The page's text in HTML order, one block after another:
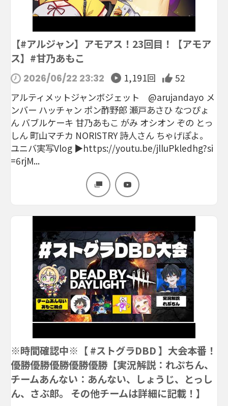
【#アルジャン】アモアス！23回目！【アモア
ス】#甘乃あもこ
2026/06/22 23:32 1,191回
52
アルティメットジャンボジェット @arujandayo メ
ンバー ハッチャン ポン酢野郎 瀬戸あさひ なつぴょ
ん バブルケーキ 甘乃あもこ がみ オシオン ぞの とっ
しん 町山マチカ NORISTRY 詩人さん ちゃげぽよ。
ユニバ実写Vlog ▶︎https://youtu.be/jlluPkledhg?si
=6rjM...
※時間確認中※【 #ストグラDBD 】大会本番！
優勝優勝優勝優勝優勝【実況解説：れぷちん、
チームあんない：あんない、しょうじ、とっし
ん、さぶ郎。 その他チームは詳細に記載！】